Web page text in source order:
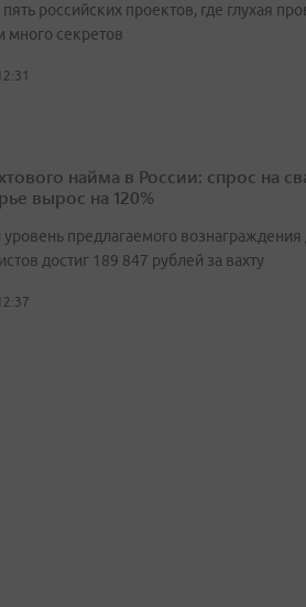
российских проектов, где глухая
много секретов
найма в России: спрос на
вырос на 120%
предлагаемого вознаграждения
достиг 189 847 рублей за вахту